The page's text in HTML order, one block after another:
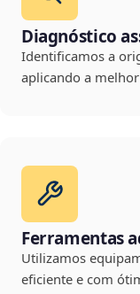
Diagnóstico
Identificamos a
aplicando a
Ferramentas
Utilizamos
eficiente e com